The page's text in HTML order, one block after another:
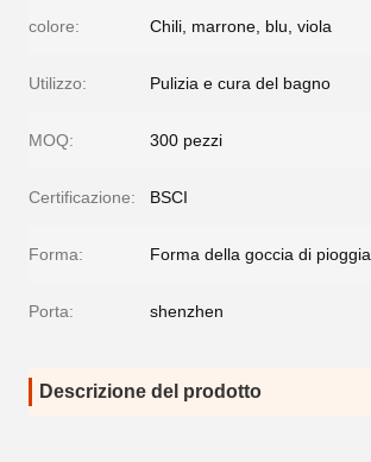
colore: Chili, marrone, blu, viola
Utilizzo: Pulizia e cura del bagno
MOQ: 300 pezzi
Certificazione: BSCI
Forma: Forma della goccia di pioggia
Porta: shenzhen
Descrizione del prodotto